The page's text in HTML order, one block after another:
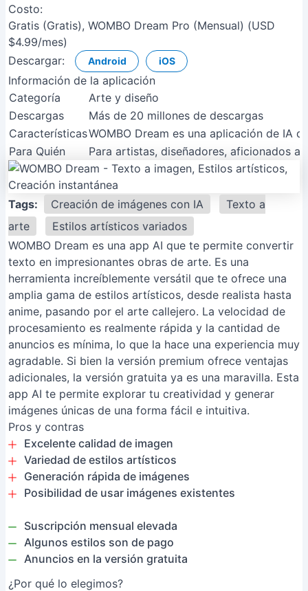
Costo:
Gratis (Gratis), WOMBO Dream Pro (Mensual) (USD
$4.99/mes)
Descargar:
Android iOS
Información de la aplicación
Categoría
Arte y diseño
Descargas
Más de 20 millones de descargas
CaracterísticasWOMBO Dream es una aplicación de IA
Para Quién
Para artistas, diseñadores, aficionados
Tags: Creación de imágenes con IA
Texto a
arte
Estilos artísticos variados
WOMBO Dream es una app AI que te permite convertir
texto en impresionantes obras de arte. Es una
herramienta increíblemente versátil que te ofrece una
amplia gama de estilos artísticos, desde realista hasta
anime, pasando por el arte callejero. La velocidad de
procesamiento es realmente rápida y la cantidad de
anuncios es mínima, lo que la hace una experiencia muy
agradable. Si bien la versión premium ofrece ventajas
adicionales, la versión gratuita ya es una maravilla. Esta
app AI te permite explorar tu creatividad y generar
imágenes únicas de una forma fácil e intuitiva.
Pros y contras
Excelente calidad de imagen
Variedad de estilos artísticos
Generación rápida de imágenes
Posibilidad de usar imágenes existentes
Suscripción mensual elevada
Algunos estilos son de pago
Anuncios en la versión gratuita
¿Por qué lo elegimos?